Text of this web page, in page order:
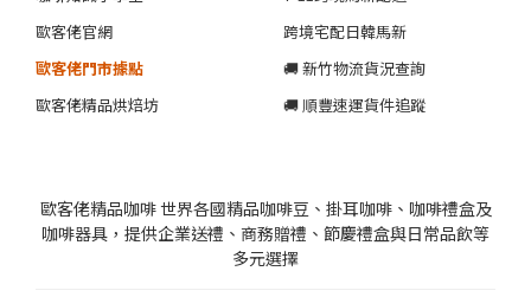
歐客佬官網
歐客佬門市據點
歐客佬精品烘焙坊
跨境宅配日韓馬新
🚚 新竹物流貨況查詢
🚚 順豐速運貨件追蹤
歐客佬精品咖啡 世界各國精品咖啡豆、掛耳咖啡、咖啡禮盒及
咖啡器具，提供企業送禮、商務贈禮、節慶禮盒與日常品飲等
多元選擇